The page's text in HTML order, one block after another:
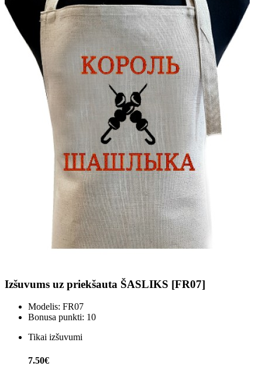
Izšuvums uz priekšauta ŠASLIKS [FR07]
Modelis: FR07
Bonusa punkti: 10
Tikai izšuvumi
7.50€